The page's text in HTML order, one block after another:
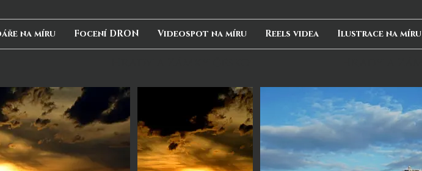
na míru Focení DRON Videospot na míru Reels videa Ilustrace na míru